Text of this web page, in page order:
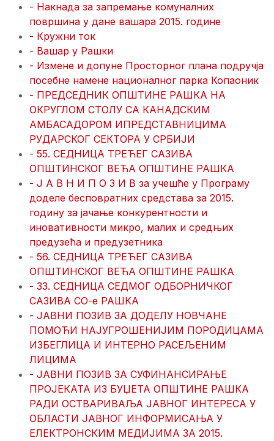
- Накнада за запремање комуналних
површина у дане вашара 2015. године
- Кружни ток
- Вашар у Рашки
- Измене и допуне Просторног плана подручја
посебне намене националног парка Копаоник
- ПРЕДСЕДНИК ОПШТИНЕ РАШКА НА
ОКРУГЛОМ СТОЛУ СА КАНАДСКИМ
АМБАСАДОРОМ ИПРЕДСТАВНИЦИМА
РУДАРСКОГ СЕКТОРА У СРБИЈИ
- 55. СЕДНИЦА ТРЕЋЕГ САЗИВА
ОПШТИНСКОГ ВЕЋА ОПШТИНЕ РАШКА
- Ј А В Н И П О З И В за учешће у Програму
доделе бесповратних средстава за 2015.
годину за јачање конкурентности и
иновативности микро, малих и средњих
предузећа и предузетника
- 56. СЕДНИЦА ТРЕЋЕГ САЗИВА
ОПШТИНСКОГ ВЕЋА ОПШТИНЕ РАШКА
- 33. СЕДНИЦА СЕДМОГ ОДБОРНИЧКОГ
САЗИВА СО-е РАШКА
- ЈАВНИ ПОЗИВ ЗА ДОДЕЛУ НОВЧАНЕ
ПОМОЋИ НАЈУГРОШЕНИЈИМ ПОРОДИЦАМА
ИЗБЕГЛИЦА И ИНТЕРНО РАСЕЉЕНИМ
ЛИЦИМА
- ЈАВНИ ПОЗИВ ЗА СУФИНАНСИРАЊЕ
ПРОЈЕКАТА ИЗ БУЏЕТА ОПШТИНЕ РАШКА
РАДИ ОСТВАРИВАЉА ЈАВНОГ ИНТЕРЕСА У
ОБЛАСТИ ЈАВНОГ ИНФОРМИСАЊА У
ЕЛЕКТРОНСКИМ МЕДИЈИМА ЗА 2015.